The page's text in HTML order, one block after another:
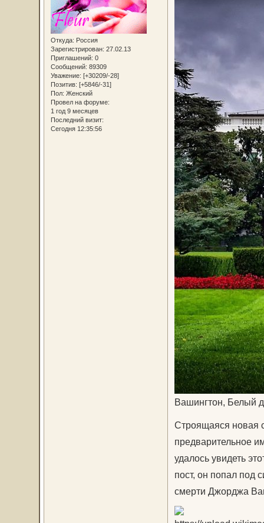
Откуда: Россия
Зарегистрирован: 27.02.13
Приглашений: 0
Сообщений: 89309
Уважение: [+30209/-28]
Позитив: [+5846/-31]
Пол: Женский
Провел на форуме:
1 год 9 месяцев
Последний визит:
Сегодня 12:35:56
Вашингтон, Белый
Строящаяся новая
предварительное
удалось увидеть
пост, он попал под
смерти Джорджа